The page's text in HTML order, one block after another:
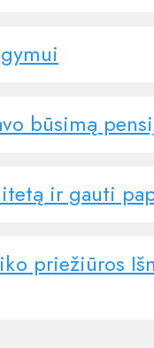
būsimą
ir gauti
priežiūros